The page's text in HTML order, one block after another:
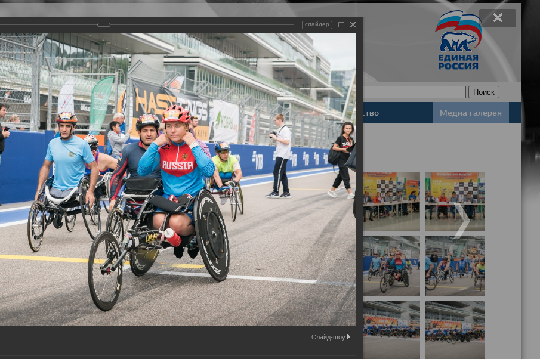
Задать вопрос
Версия для слабовидящих
Деятельность Базы данных Законодательство Медиа галерея
слайдер
Слайд-шоу: